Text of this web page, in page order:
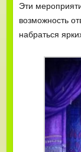
Эти
возможность
набраться